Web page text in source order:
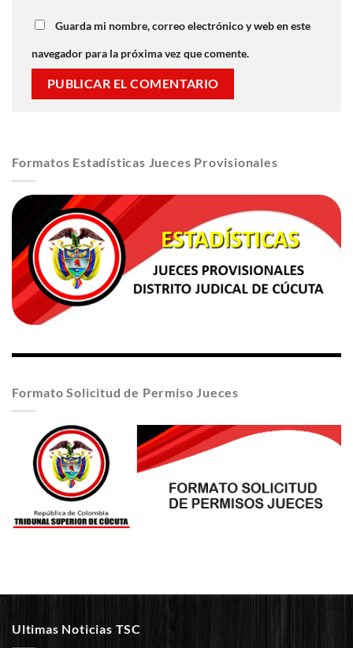
Guarda mi nombre, correo electrónico y web en este
navegador para la próxima vez que comente.
Formatos Estadísticas Jueces Provisionales
Formato Solicitud de Permiso Jueces
Ultimas Noticias TSC